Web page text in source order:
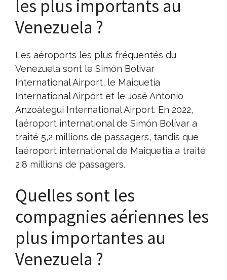
les plus importants au
Venezuela ?
Les aéroports les plus fréquentés du
Venezuela sont le Simón Bolívar
International Airport, le Maiquetía
International Airport et le José Antonio
Anzoátegui International Airport. En 2022,
l’aéroport international de Simón Bolívar a
traité 5,2 millions de passagers, tandis que
l’aéroport international de Maiquetía a traité
2,8 millions de passagers.
Quelles sont les
compagnies aériennes les
plus importantes au
Venezuela ?